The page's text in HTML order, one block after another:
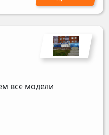
все модели